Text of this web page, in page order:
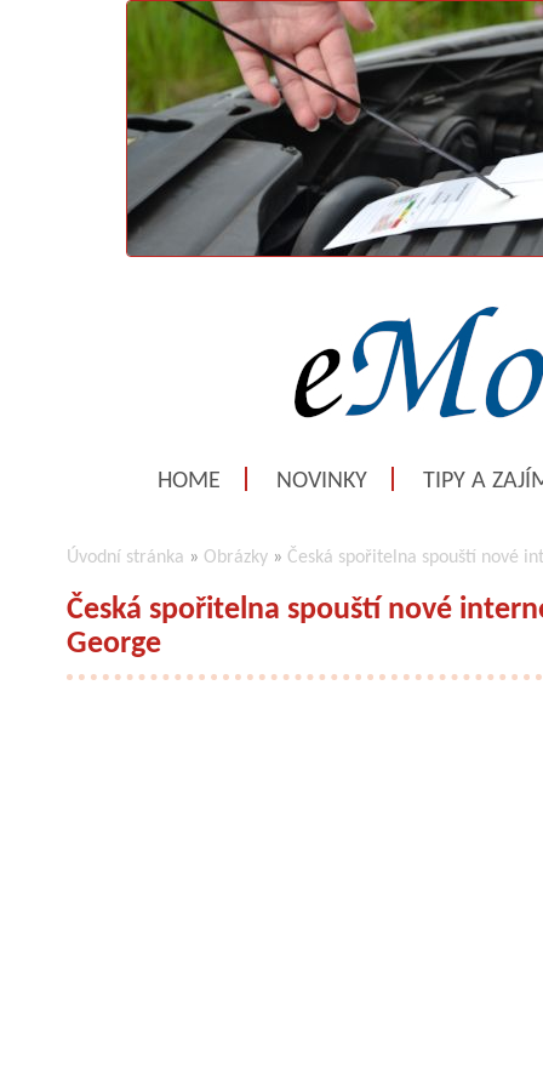
HOME NOVINKY TIPY A
Úvodní stránka » Obrázky » Česká spořitelna spouští nové
Česká spořitelna spouští nové
George